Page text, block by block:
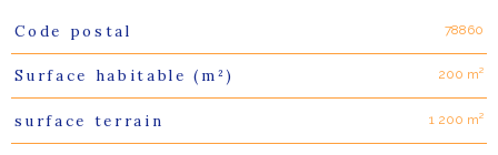
Caractéristiques Valeurs
Code postal 78860
Surface habitable (m²) 200 m²
surface terrain 1 200 m²